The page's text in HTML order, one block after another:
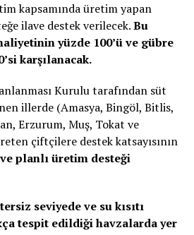
kapsamında üretim yapan
ilave destek verilecek.Bu
yüzde 100’ü ve gübre
karşılanacak.
Kurulu tarafından süt
illerde (Amasya, Bingöl, Bitlis,
Erzurum, Muş, Tokat ve
çiftçilere destek katsayısının
planlı üretim desteği
seviyede ve su kısıtı
tespit edildiği havzalarda yer